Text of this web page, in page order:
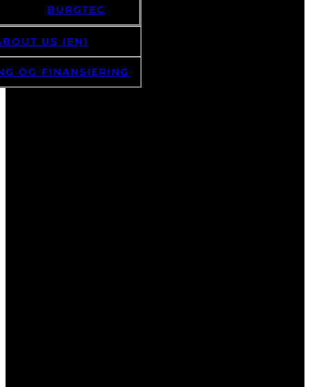
BURGTEC
US (EN)
OG FINANSIERING